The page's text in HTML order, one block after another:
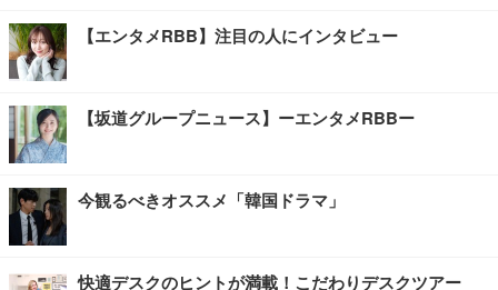
【エンタメRBB】注目の人にインタビュー
【坂道グループニュース】ーエンタメRBBー
今観るべきオススメ「韓国ドラマ」
快適デスクのヒントが満載！こだわりデスクツアー